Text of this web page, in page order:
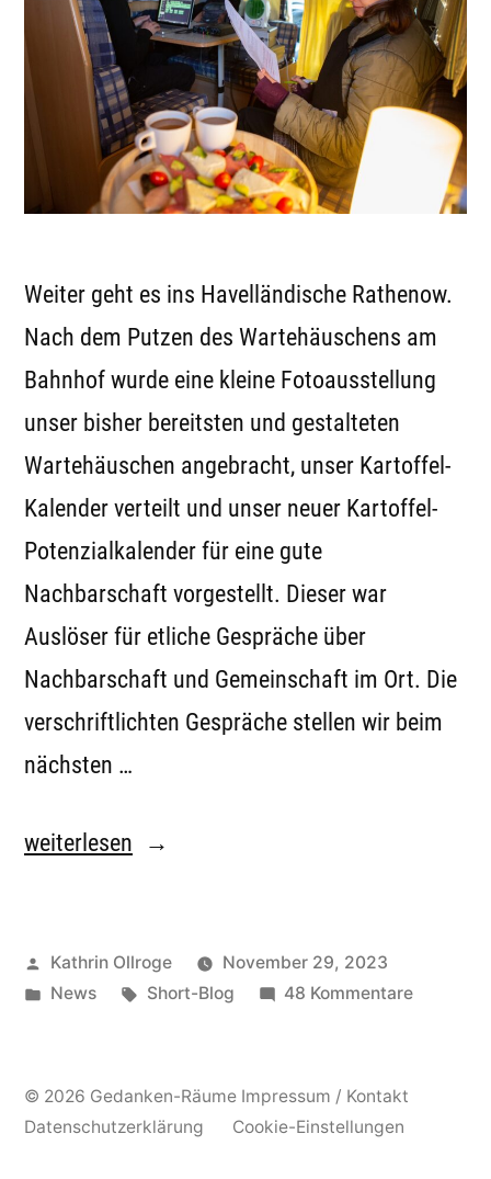
Weiter geht es ins Havelländische Rathenow.
Nach dem Putzen des Wartehäuschens am
Bahnhof wurde eine kleine Fotoausstellung
unser bisher bereitsten und gestalteten
Wartehäuschen angebracht, unser Kartoffel-
Kalender verteilt und unser neuer Kartoffel-
Potenzialkalender für eine gute
Nachbarschaft vorgestellt. Dieser war
Auslöser für etliche Gespräche über
Nachbarschaft und Gemeinschaft im Ort. Die
verschriftlichten Gespräche stellen wir beim
nächsten …
„Wartehäuschen
_
Rathenow“
weiterlesen
Veröffentlicht
von
Kathrin Ollroge
November 29, 2023
Veröffentlicht
News Schlagwörter:
Short-Blog 48 Kommentarezu
© 2026 Gedanken-Räume Impressum / Kontakt
Datenschutzerklärung
Cookie-Einstellungen